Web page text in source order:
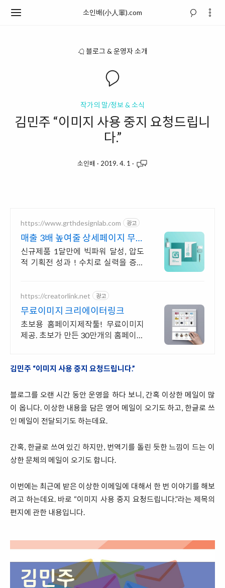
소인배(小人輩).com
블로그 & 운영자 소개
작가의 말/정보 & 소식
김민주 “이미지 사용 중지 요청드립니
다.”
소인배 · 2019. 4. 1 ·
https://www.grthdesignlab.com 광고
매출 3배 높여줄 상세페이지 무료
1:1 기획컨설팅 제공
신규제품 1달만에 빅파워 달성, 압도
적 기획전 성과 ! 수치로 실력을 증명
를 찾아주세요.
https://creatorlink.net 광고
무료이미지 크리에이터링크
초보용 홈페이지제작툴! 무료이미지
제공. 초보가 만든 30만개의 홈페이지
김민주 “이미지 사용 중지 요청드립니다.”
블로그를 오랜 시간 동안 운영을 하다 보니, 간혹 이상한 메일이 많
이 옵니다. 이상한 내용을 담은 영어 메일이 오기도 하고, 한글로 쓰
인 메일이 전달되기도 하는데요.
간혹, 한글로 쓰여 있긴 하지만, 번역기를 돌린 듯한 느낌이 드는 이
상한 문체의 메일이 오기도 합니다.
이번에는 최근에 받은 이상한 이메일에 대해서 한 번 이야기를 해보
려고 하는데요. 바로 “이미지 사용 중지 요청드립니다.”라는 제목의
편지에 관한 내용입니다.